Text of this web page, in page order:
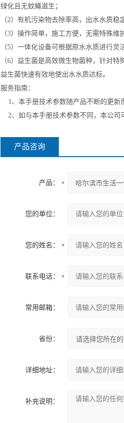
绿化且无蚊蝇滋生；
（2）有机污染物去除率高，出水水质稳
（3）操作简单，施工方便，无需特殊
（5）一体化设备可根据原水水质进
（6）益生菌是高效微生物菌种，针对特
益生菌快速有效地使出水水质达标。
服务指南：
1、本手册技术参数随产品不断的更新
2、如与本手册技术参数不同，本公
产品咨询
产品：
您的单位：
您的姓名：
联系电话：
常用邮箱：
省份：
详细地址：
补充说明：